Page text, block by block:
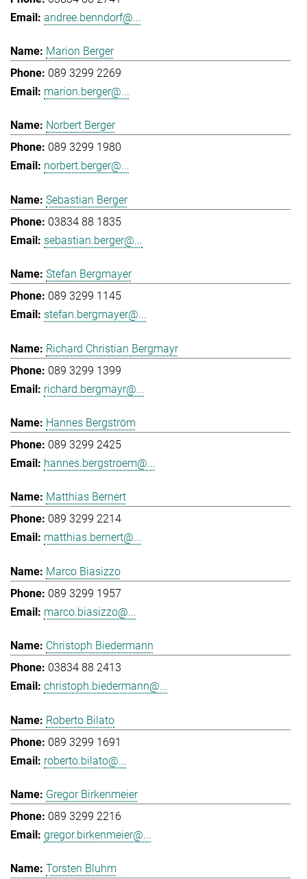
andree.benndorf@...
Marion Berger
089 3299 2269
marion.berger@...
Norbert Berger
089 3299 1980
norbert.berger@...
Sebastian Berger
03834 88 1835
sebastian.berger@...
Stefan Bergmayer
089 3299 1145
stefan.bergmayer@...
Richard Christian Bergmayr
089 3299 1399
richard.bergmayr@...
Hannes Bergström
089 3299 2425
hannes.bergstroem@...
Matthias Bernert
089 3299 2214
matthias.bernert@...
Marco Biasizzo
089 3299 1957
marco.biasizzo@...
Christoph Biedermann
03834 88 2413
christoph.biedermann@...
Roberto Bilato
089 3299 1691
roberto.bilato@...
Gregor Birkenmeier
089 3299 2216
gregor.birkenmeier@...
Torsten Bluhm